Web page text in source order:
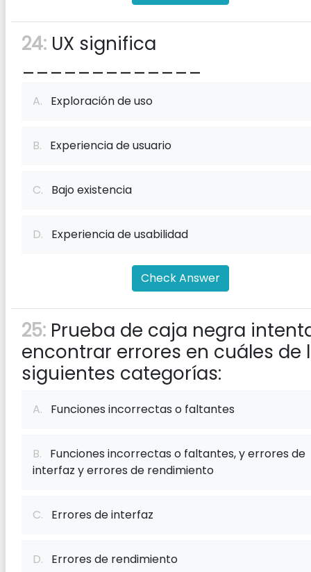
24: UX significa
_____________
A. Exploración de uso
B. Experiencia de usuario
C. Bajo existencia
D. Experiencia de usabilidad
Check Answer
25: Prueba de caja negra
encontrar errores en cuáles de
siguientes categorías:
A. Funciones incorrectas o faltantes
B. Funciones incorrectas o faltantes, y errores de
interfaz y errores de rendimiento
C. Errores de interfaz
D. Errores de rendimiento